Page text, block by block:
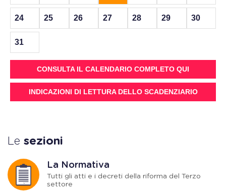
24 25 26 27 28 29 30
31
CONSULTA IL CALENDARIO COMPLETO QUI
INDICAZIONI DI LETTURA DELLO SCADENZIARIO
Le sezioni
La Normativa
Tutti gli atti e i decreti della riforma del Terzo
settore